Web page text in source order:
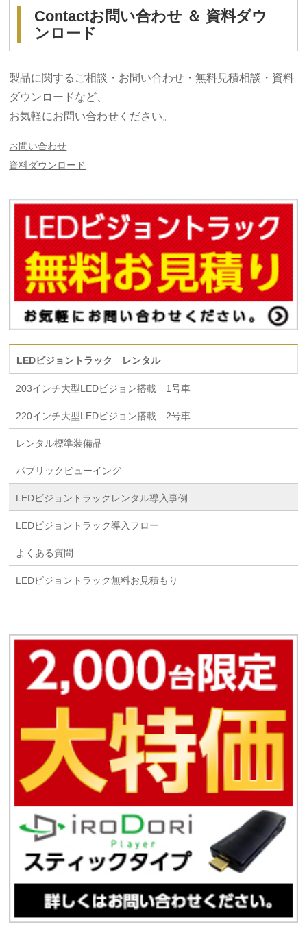
Contactお問い合わせ ＆ 資料ダウ
ンロード
製品に関するご相談・お問い合わせ・無料見積相談・資料
ダウンロードなど、
お気軽にお問い合わせください。
お問い合わせ
資料ダウンロード
LEDビジョントラック レンタル
203インチ大型LEDビジョン搭載 1号車
220インチ大型LEDビジョン搭載 2号車
レンタル標準装備品
パブリックビューイング
LEDビジョントラックレンタル導入事例
LEDビジョントラック導入フロー
よくある質問
LEDビジョントラック無料お見積もり